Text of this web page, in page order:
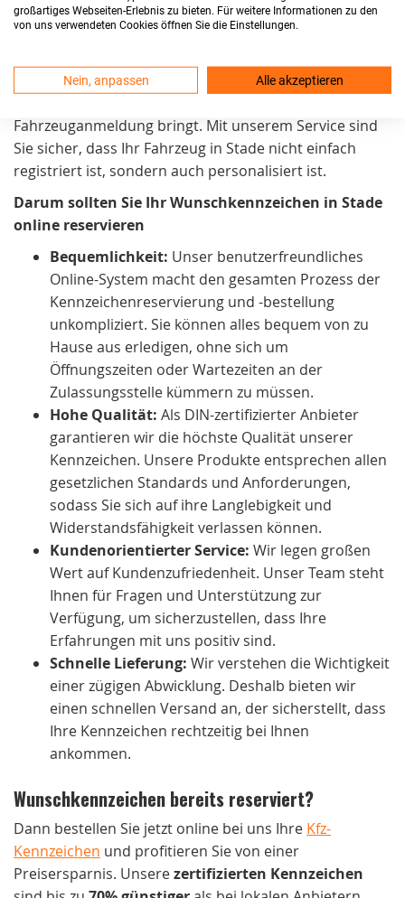
zu gestalten. Daher arbeiten wir kontinuierlich daran,
ihn noch zugänglicher zu machen. Wir sind stolz
praktisch und zeitsparend. Außerdem auch eine
Fahrzeuganmeldung bringt. Mit unserem Service sind
Sie sicher, dass Ihr Fahrzeug in Stade nicht einfach
registriert ist, sondern auch personalisiert ist.
Darum sollten Sie Ihr Wunschkennzeichen in Stade
online reservieren
Bequemlichkeit: Unser benutzerfreundliches
Online-System macht den gesamten Prozess der
Kennzeichenreservierung und -bestellung
unkompliziert. Sie können alles bequem von zu
Hause aus erledigen, ohne sich um
Öffnungszeiten oder Wartezeiten an der
Zulassungsstelle kümmern zu müssen.
Hohe Qualität: Als DIN-zertifizierter Anbieter
garantieren wir die höchste Qualität unserer
Kennzeichen. Unsere Produkte entsprechen allen
gesetzlichen Standards und Anforderungen,
sodass Sie sich auf ihre Langlebigkeit und
Widerstandsfähigkeit verlassen können.
Kundenorientierter Service: Wir legen großen
Wert auf Kundenzufriedenheit. Unser Team steht
Ihnen für Fragen und Unterstützung zur
Verfügung, um sicherzustellen, dass Ihre
Erfahrungen mit uns positiv sind.
Schnelle Lieferung: Wir verstehen die Wichtigkeit
einer zügigen Abwicklung. Deshalb bieten wir
einen schnellen Versand an, der sicherstellt, dass
Ihre Kennzeichen rechtzeitig bei Ihnen
ankommen.
Wunschkennzeichen bereits reserviert?
Dann bestellen Sie jetzt online bei uns Ihre Kfz-
Kennzeichen und profitieren Sie von einer
Preisersparnis. Unserezertifizierten Kennzeichen
großartiges Webseiten-Erlebnis zu bieten. Für weitere Informationen zu den
von uns verwendeten Cookies öffnen Sie die Einstellungen.
Nein, anpassen Alle akzeptieren